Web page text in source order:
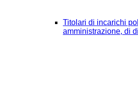
Titolari di incarichi
amministrazione, di